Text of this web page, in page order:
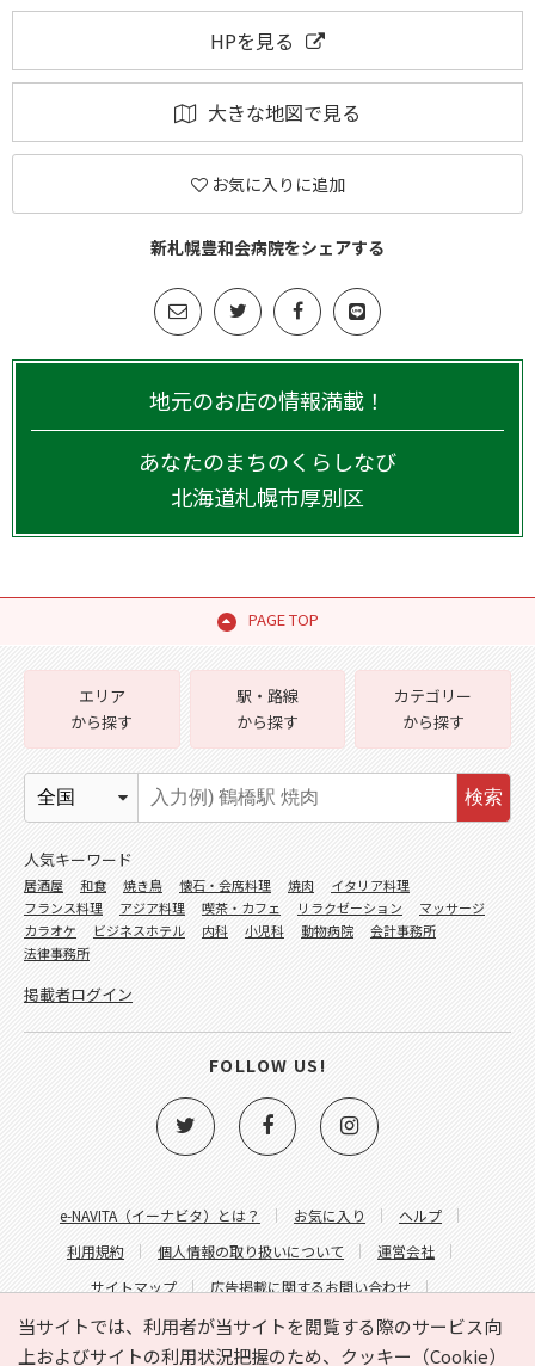
HPを見る
大きな地図で見る
お気に入りに追加
新札幌豊和会病院をシェアする
地元のお店の情報満載！
あなたのまちのくらしなび
北海道札幌市厚別区
PAGE TOP
当サイトでは、利用者が当サイトを閲覧する際のサービス向
上およびサイトの利用状況把握のため、クッキー（Cookie）
e-NAVITA（イーナビタ）とは？ お気に入り
ヘルプ
利用規約
個人情報の取り扱いについて
運営会社
サイトマップ
広告掲載に関するお問い合わせ
サイトの内容に関するお問い合わせ
エリア
から探す
駅・路線
から探す
カテゴリー
から探す
検索
人気キーワード
居酒屋 和食 焼き鳥 懐石・会席料理 焼肉
イタリア料理
フランス料理
アジア料理 喫茶・カフェ リラクゼーション
マッサージ
カラオケ
ビジネスホテル 内科 小児科 動物病院
会計事務所
法律事務所
掲載者ログイン
FOLLOW US!